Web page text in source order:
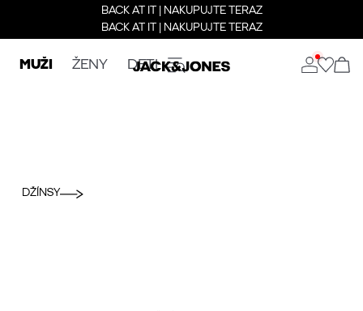
BACK AT IT | NAKUPUJTE TERAZ
BACK AT IT | NAKUPUJTE TERAZ
MUŽI ŽENY DETI
DŽÍNSY